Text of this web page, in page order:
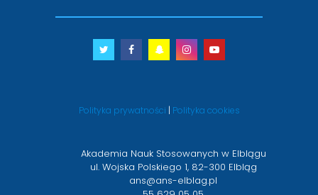
Twitter
otwiera
nowym
Facebook
otwiera
nowym
Snapchat
otwiera
nowym
Instagram
otwiera
nowym
Youtube
otwiera
nowym
Polityka prywatności | Polityka cookies
Akademia Nauk Stosowanych w Elblągu
ul. Wojska Polskiego 1, 82-300 Elbląg
ans@ans-elblag.pl